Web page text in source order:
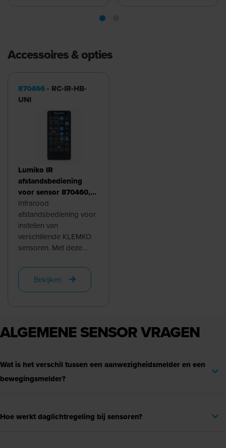
Accessoires & opties
870466- RC-IR-HB-
UNI
Lumiko IR
afstandsbediening
voor sensor 870460,
..64, ..74, ..76, ..78 en
..80 | 870466
Infrarood
afstandsbediening voor
instellen van
verschillende KLEMKO
sensoren. Met deze
kunnen sensoren op
afstand ingesteld
worden zonder de ...
Bekijken
ALGEMENE SENSOR VRAGEN
Wat is het verschil tussen een aanwezigheidsmelder en een
bewegingsmelder?
Hoe werkt daglichtregeling bij sensoren?